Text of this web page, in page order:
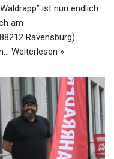
ist nun endlich
am
Ravensburg)
Weiterlesen »